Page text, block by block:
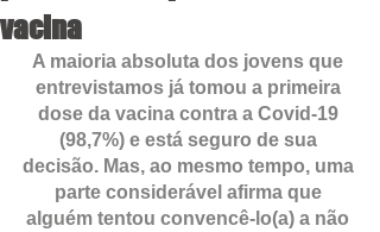
vacina
A maioria absoluta dos jovens que
entrevistamos já tomou a primeira
dose da vacina contra a Covid-19
(98,7%) e está seguro de sua
decisão. Mas, ao mesmo tempo, uma
parte considerável afirma que
alguém tentou convencê-lo(a) a não